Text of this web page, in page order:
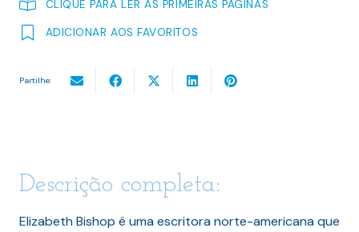
CLIQUE PARA LER AS PRIMEIRAS PÁGINAS
ADICIONAR AOS FAVORITOS
Partilhe:
Descrição completa:
Elizabeth Bishop é uma escritora norte-americana que